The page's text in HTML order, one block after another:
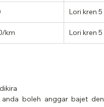
Lori kren 5
km Lori kren 5
anda boleh anggar bajet